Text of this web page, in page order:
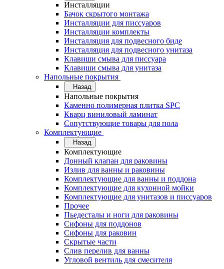
Инсталляции
Бачок скрытого монтажа
Инсталляции для писсуаров
Инсталляции комплекты
Инсталляция для подвесного биде
Инсталляция для подвесного унитаза
Клавиши смыва для писсуара
Клавиши смыва для унитаза
Напольные покрытия
Назад
Напольные покрытия
Каменно полимерная плитка SPC
Кварц виниловый ламинат
Сопутствующие товары для пола
Комплектующие
Назад
Комплектующие
Донный клапан для раковины
Излив для ванны и раковины
Комплектующие для ванны и поддона
Комплектующие для кухонной мойки
Комплектующие для унитазов и писсуаров
Прочее
Пьедесталы и ноги для раковины
Сифоны для поддонов
Сифоны для раковин
Скрытые части
Слив перелив для ванны
Угловой вентиль для смесителя